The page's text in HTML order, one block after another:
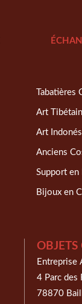
Tabatières
Art Tibétain
Art
Anciens
Support en
Bijoux en
Entreprise
4 Parc des
78870